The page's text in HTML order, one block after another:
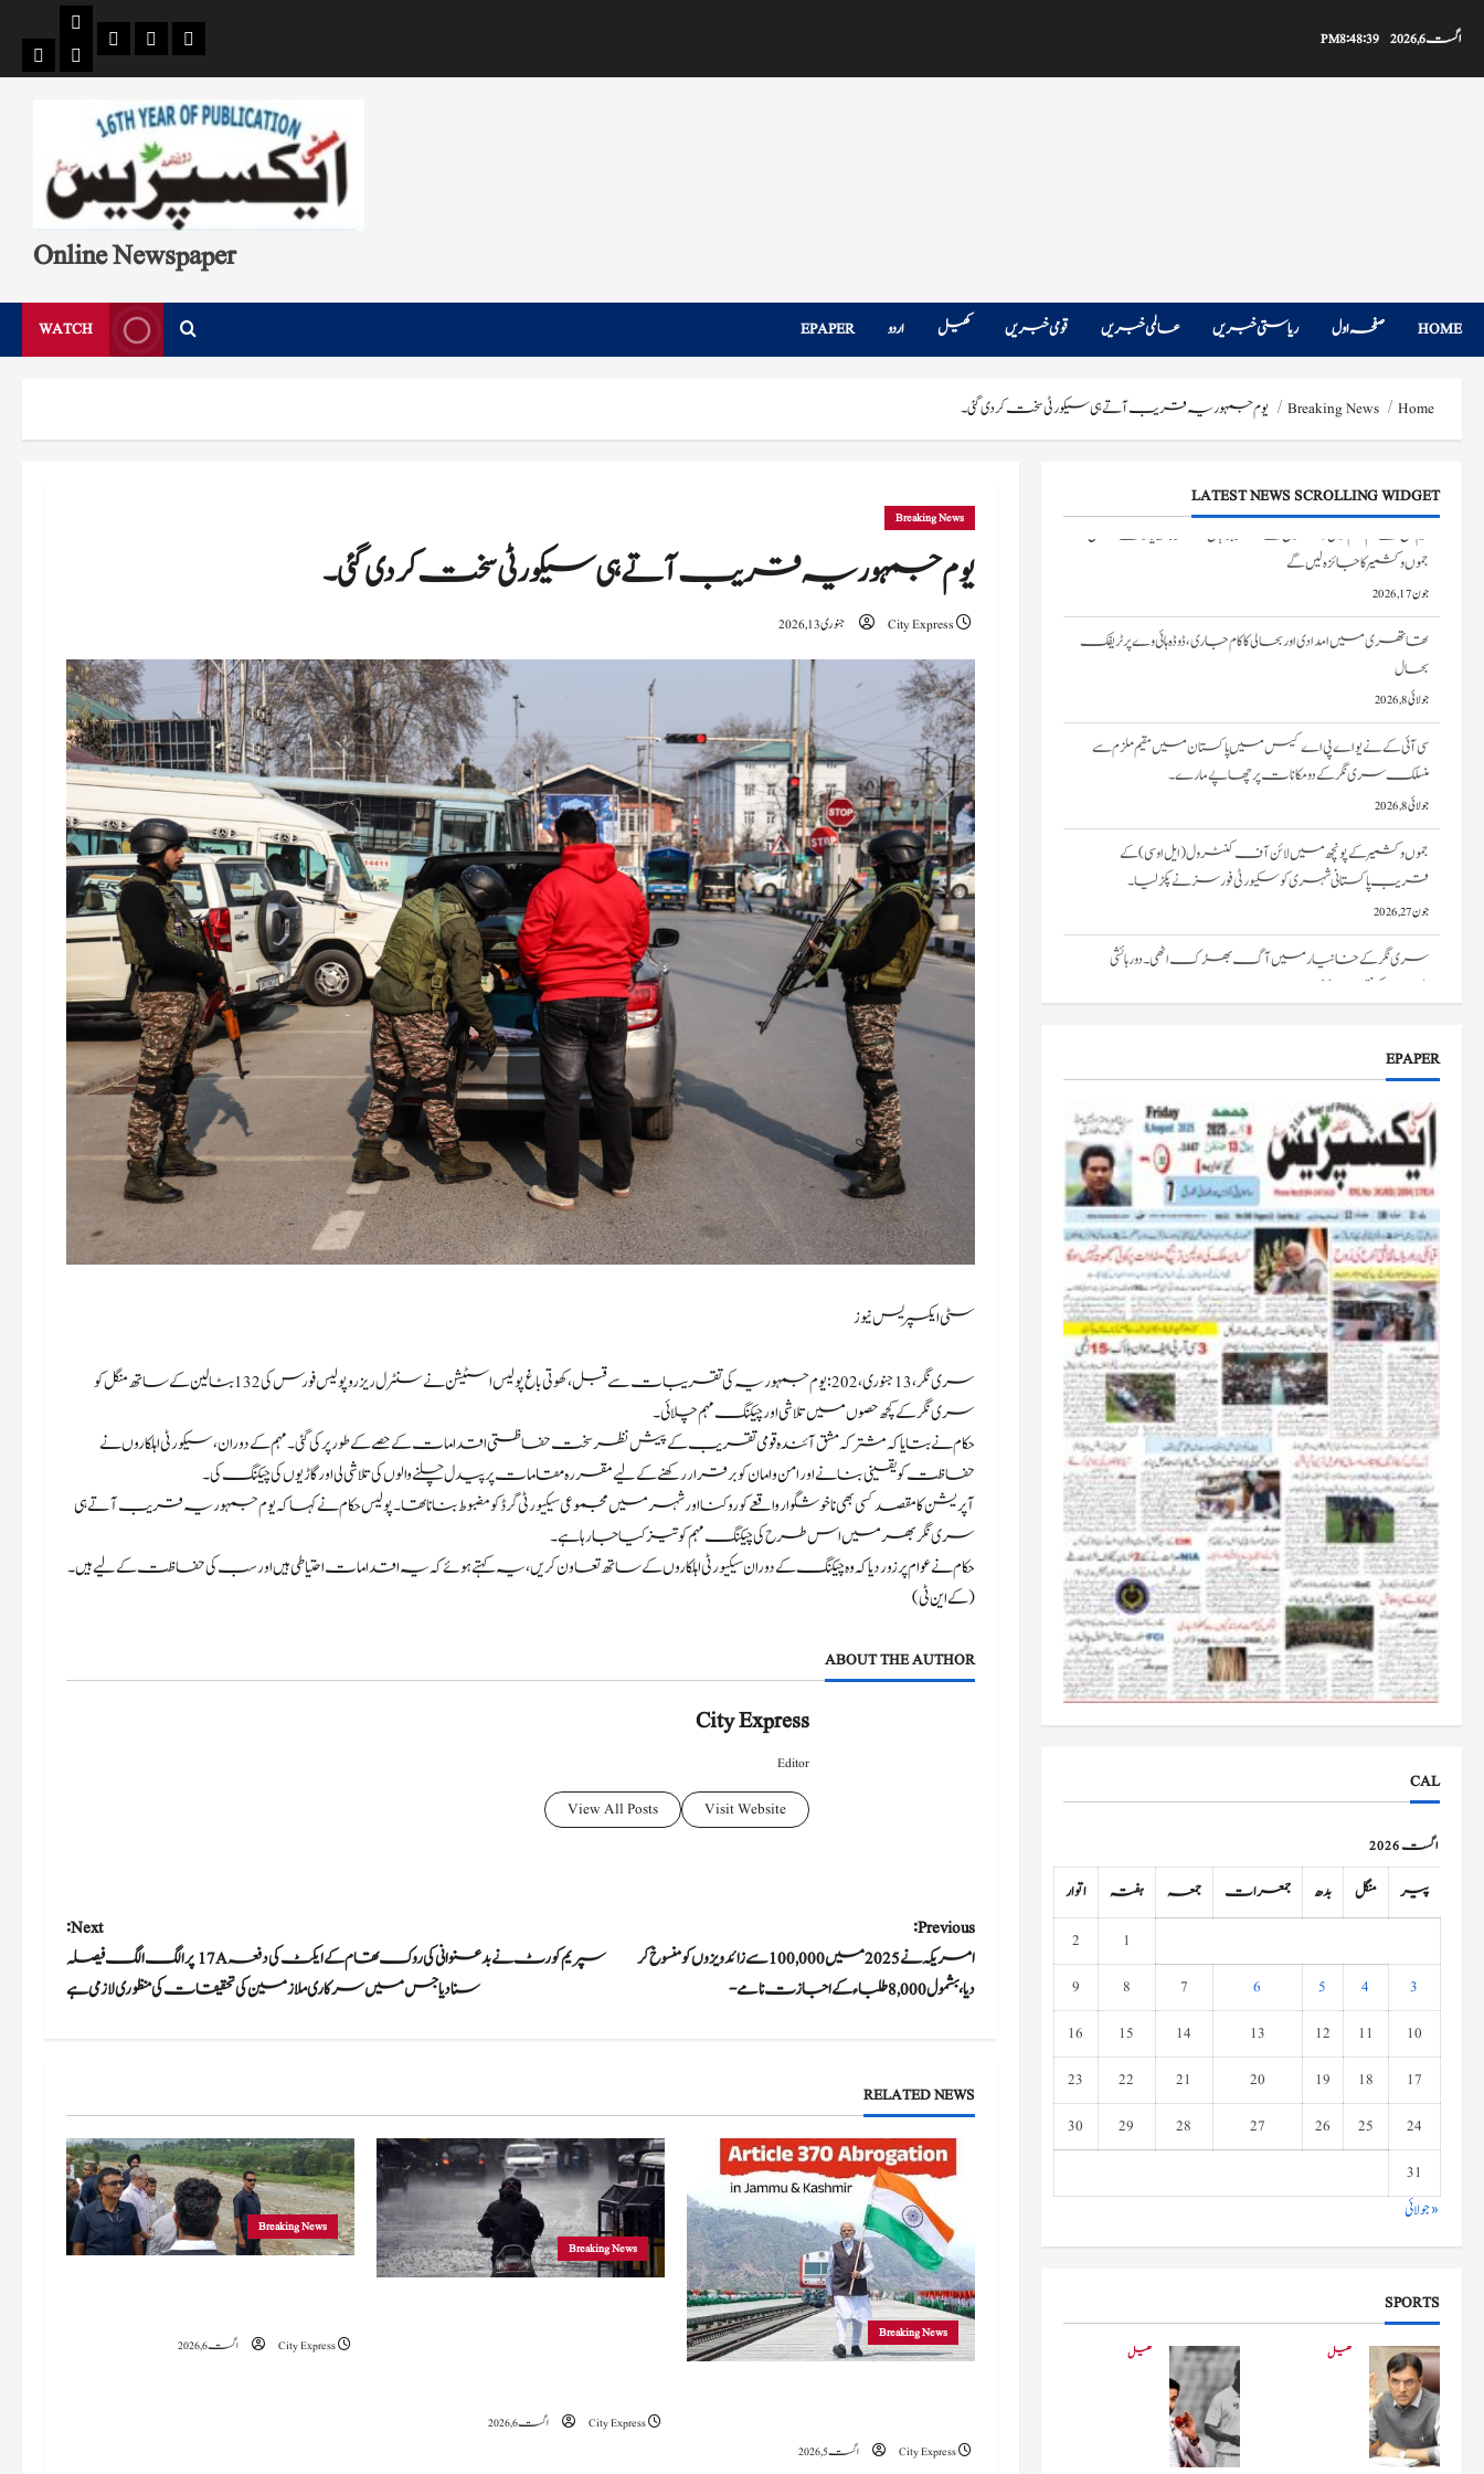
اگست 6, 2026 8:48:40 PM
Home
Breaking
Single
Pages
Search
Page
404
Page
Online Newspaper
HOME صفحہ اول ریاستی خبریں عالمی خبریں قومی خبریں کھیل اردو EPAPER
WATCH
Home
Breaking News یوم جمہوریہ قریب آتے ہی سیکورٹی سخت کر دی گئی۔
Breaking News
یوم جمہوریہ قریب آتے ہی سیکورٹی سخت کر دی گئی۔
City Express جنوری 13, 2026
سٹی ایکسپریس نیوز
سری نگر، 13 جنوری،202: یوم جمہوریہ کی تقریبات سے قبل، کھوتی باغ پولیس اسٹیشن نے سنٹرل ریزرو پولیس فورس کی 132 بٹالین کے ساتھ منگل کو
سری نگر کے کچھ حصوں میں تلاشی اور چیکنگ مہم چلائی۔
حکام نے بتایا کہ مشترکہ مشق آئندہ قومی تقریب کے پیش نظر سخت حفاظتی اقدامات کے حصے کے طور پر کی گئی۔ مہم کے دوران، سیکورٹی اہلکاروں نے
حفاظت کو یقینی بنانے اور امن و امان کو برقرار رکھنے کے لیے مقررہ مقامات پر پیدل چلنے والوں کی تلاشی لی اور گاڑیوں کی چیکنگ کی۔
آپریشن کا مقصد کسی بھی ناخوشگوار واقعے کو روکنا اور شہر میں مجموعی سیکیورٹی گرڈ کو مضبوط بنانا تھا۔ پولیس حکام نے کہا کہ یوم جمہوریہ قریب آتے ہی
سری نگر بھر میں اس طرح کی چیکنگ مہم کو تیز کیا جا رہا ہے۔
حکام نے عوام پر زور دیا کہ وہ چیکنگ کے دوران سیکیورٹی اہلکاروں کے ساتھ تعاون کریں، یہ کہتے ہوئے کہ یہ اقدامات احتیاطی ہیں اور سب کی حفاظت کے لیے ہیں۔
( کے این ٹی)
ABOUT THE AUTHOR
City Express
Editor
Visit Website
View All Posts
P
o
n
i
g
a
i
Previous:
امریکہ نے 2025 میں 100,000 سے زائد ویزوں کو منسوخ کر
دیا، بشمول 8,000 طلباء کے اجازت نامے-
Next:
سپریم کورٹ نے بدعنوانی کی روک تھام کے ایکٹ کی دفعہ 17A پرالگ الگ فیصلہ
سنا دیا جس میں سرکاری ملازمین کی تحقیقات کی منظوری لازمی ہے
RELATED NEWS
Breaking News
City Express اگست 6, 2026
Breaking News
City Express اگست 6, 2026
Breaking News
City Express اگست 5, 2026
LATEST NEWS SCROLLING WIDGET
تھاتھری میں امدادی اور بحالی کا کام جاری، ڈوڈہ ہائی وے پر ٹریفک
بحال
جولائی 8, 2026
سی آئی کے نے یو اے پی اے کیس میں پاکستان میں مقیم ملزم سے
منسلک سری نگر کے دومکانات پرچھاپے مارے۔
جولائی 8, 2026
جموں و کشمیر کے پونچھ میں لائن آف کنٹرول (ایل او سی) کے
قریب پاکستانی شہری کو سکیورٹی فورسز نے پکڑ لیا۔
جون 27, 2026
سری نگر کے خانیارمیں آگ بھڑک اٹھی۔ دو رہائشی
مکانات کو نقصان پہنچا
جون 27, 2026
ایم ایچ اے ٹیم، نیم فوجی دستوں کے سربراہان امرناتھ یاترا سے قبل
EPAPER
CAL
اگست 2026
پیر منگل بدھ جمعرات جمعہ ہفتہ
اتوار
1
2
3
4
5
6
7
8
9
10
11
12
13
14
15
16
17
18
19
20
21
22
23
24
25
26
27
28
29
30
31
« جولائی
SPORTS
کھیل کھیل